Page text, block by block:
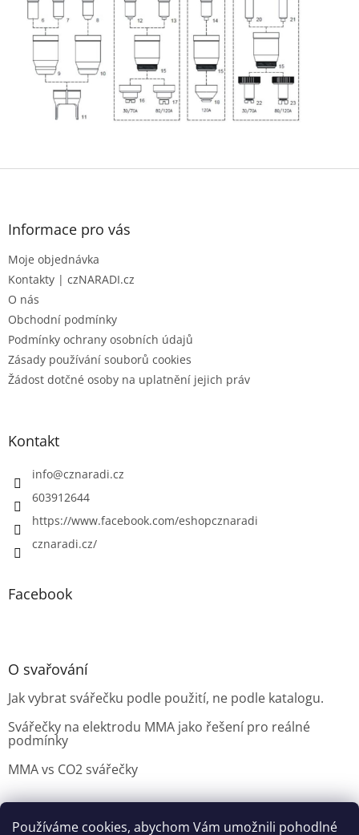
Používáme cookies, abychom Vám umožnili pohodlné
Z
Informace pro vás
Moje objednávka
Kontakty | czNARADI.cz
O nás
Obchodní podmínky
Podmínky ochrany osobních údajů
Zásady používání souborů cookies
Žádost dotčné osoby na uplatnění jejich práv
Kontakt
info@cznaradi.cz
603912644
https://www.facebook.com/eshopcznaradi
cznaradi.cz/
Facebook
O svařování
Jak vybrat svářečku podle použití, ne podle katalogu.
Svářečky na elektrodu MMA jako řešení pro reálné
podmínky
MMA vs CO2 svářečky
Možnosti doručení Nakupovani Možností platby